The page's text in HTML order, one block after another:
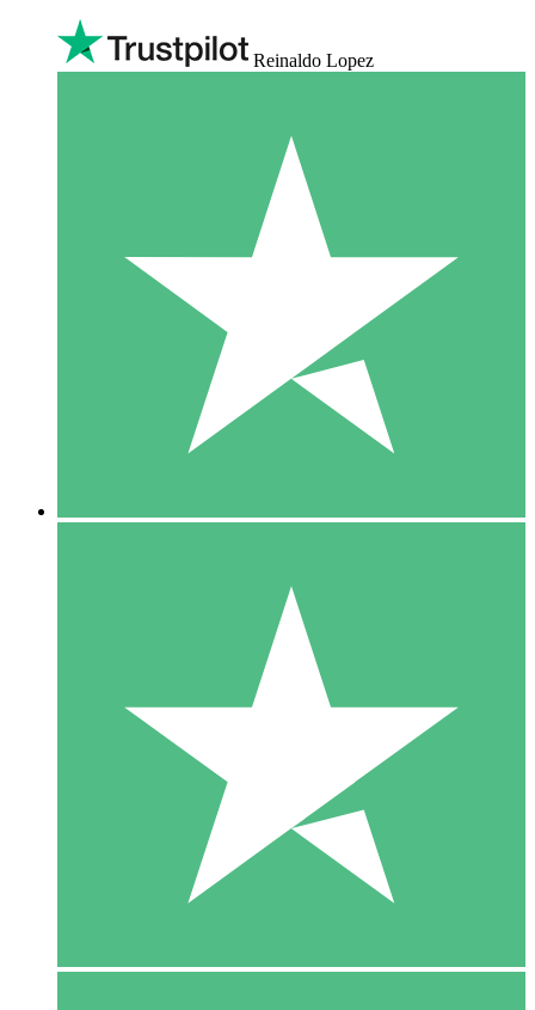
Reinaldo Lopez